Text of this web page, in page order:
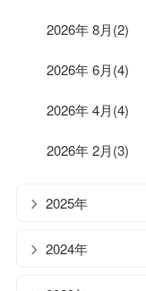
2026年 8月(2)
2026年 6月(4)
2026年 4月(4)
2026年 2月(3)
2025年
2024年